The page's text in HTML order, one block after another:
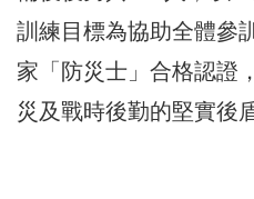
訓練目標為協助全體參
家「防災士」合格認證
災及戰時後勤的堅實後盾